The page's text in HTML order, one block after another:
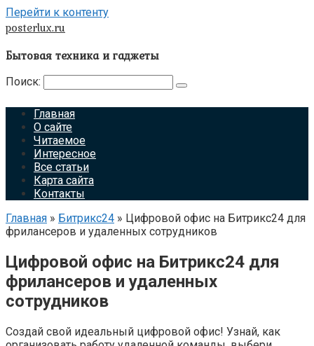
Перейти к контенту
posterlux.ru
Бытовая техника и гаджеты
Поиск:
Главная
О сайте
Читаемое
Интересное
Все статьи
Карта сайта
Контакты
Главная » Битрикс24 » Цифровой офис на Битрикс24 для
фрилансеров и удаленных сотрудников
Цифровой офис на Битрикс24 для
фрилансеров и удаленных
сотрудников
Создай свой идеальный цифровой офис! Узнай, как